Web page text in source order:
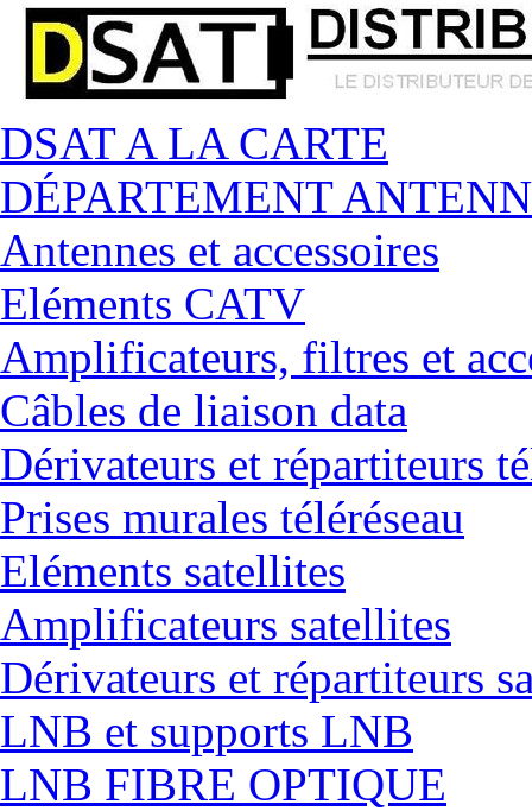
DSAT A LA CARTE
DÉPARTEMENT
Antennes et accessoires
Eléments CATV
Amplificateurs, filtres et
Câbles de liaison data
Dérivateurs et répartiteurs
Prises murales téléréseau
Eléments satellites
Amplificateurs satellites
Dérivateurs et répartiteurs
LNB et supports LNB
LNB FIBRE OPTIQUE